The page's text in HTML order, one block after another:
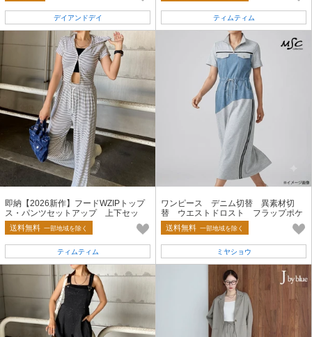
デイアンドデイ ティムティム
即納【2026新作】フードWZIPトップ
ス・パンツセットアップ 上下セッ
ト 2点セット 無地 ボーダー 夏
服送料無料 一部地域を除く
ティムティム
ワンピース デニム切替 異素材切
替 ウエストドロスト フラップポケ
ット
送料無料 一部地域を除く
ミヤショウ